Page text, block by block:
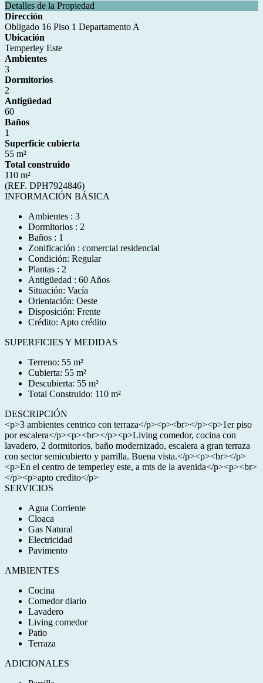
Detalles de la Propiedad
Dirección
Obligado 16 Piso 1 Departamento A
Ubicación
Temperley Este
Ambientes
3
Dormitorios
2
Antigüedad
60
Baños
1
Superficie cubierta
55 m²
Total construido
110 m²
(REF. DPH7924846)
INFORMACIÓN BÁSICA
Ambientes : 3
Dormitorios : 2
Baños : 1
Zonificación : comercial residencial
Condición: Regular
Plantas : 2
Antigüedad : 60 Años
Situación: Vacía
Orientación: Oeste
Disposición: Frente
Crédito: Apto crédito
SUPERFICIES Y MEDIDAS
Terreno: 55 m²
Cubierta: 55 m²
Descubierta: 55 m²
Total Construido: 110 m²
DESCRIPCIÓN
<p>3 ambientes centrico con terraza</p><p><br></p><p>1er piso
por escalera</p><p><br></p><p>Living comedor, cocina con
lavadero, 2 dormitorios, baño modernizado, escalera a gran terraza
con sector semicubierto y parrilla. Buena vista.</p><p><br></p>
<p>En el centro de temperley este, a mts de la avenida</p><p><br>
</p><p>apto credito</p>
SERVICIOS
Agua Corriente
Cloaca
Gas Natural
Electricidad
Pavimento
AMBIENTES
Cocina
Comedor diario
Lavadero
Living comedor
Patio
Terraza
ADICIONALES